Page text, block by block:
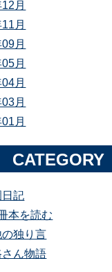
月
月
月
月
月
月
月
CATEGORY
日記
本を読む
独り言
ん物語